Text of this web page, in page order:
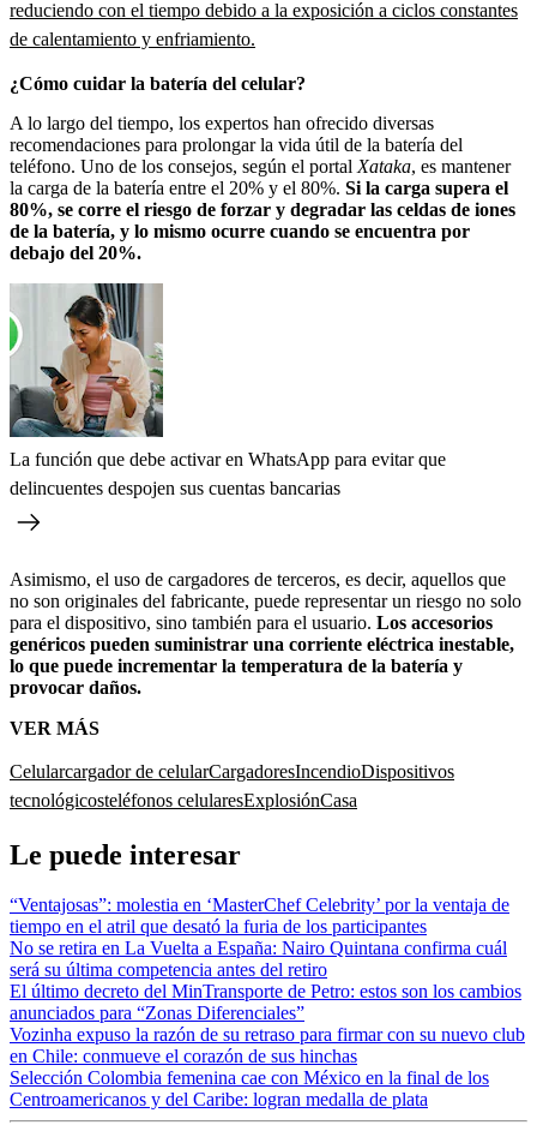
reduciendo con el tiempo debido a la exposición a ciclos constantes
de calentamiento y enfriamiento.
¿Cómo cuidar la batería del celular?
A lo largo del tiempo, los expertos han ofrecido diversas
recomendaciones para prolongar la vida útil de la batería del
teléfono. Uno de los consejos, según el portal Xataka, es mantener
la carga de la batería entre el 20% y el 80%. Si la carga supera el
80%, se corre el riesgo de forzar y degradar las celdas de iones
de la batería, y lo mismo ocurre cuando se encuentra por
debajo del 20%.
La función que debe activar en WhatsApp para evitar que
delincuentes despojen sus cuentas bancarias
Asimismo, el uso de cargadores de terceros, es decir, aquellos que
no son originales del fabricante, puede representar un riesgo no solo
para el dispositivo, sino también para el usuario. Los accesorios
genéricos pueden suministrar una corriente eléctrica inestable,
lo que puede incrementar la temperatura de la batería y
provocar daños.
VER MÁS
Celularcargador de celularCargadoresIncendioDispositivos
tecnológicosteléfonos celularesExplosiónCasa
Le puede interesar
“Ventajosas”: molestia en ‘MasterChef Celebrity’ por la ventaja de
tiempo en el atril que desató la furia de los participantes
No se retira en La Vuelta a España: Nairo Quintana confirma cuál
será su última competencia antes del retiro
El último decreto del MinTransporte de Petro: estos son los cambios
anunciados para “Zonas Diferenciales”
Vozinha expuso la razón de su retraso para firmar con su nuevo club
en Chile: conmueve el corazón de sus hinchas
Selección Colombia femenina cae con México en la final de los
Centroamericanos y del Caribe: logran medalla de plata